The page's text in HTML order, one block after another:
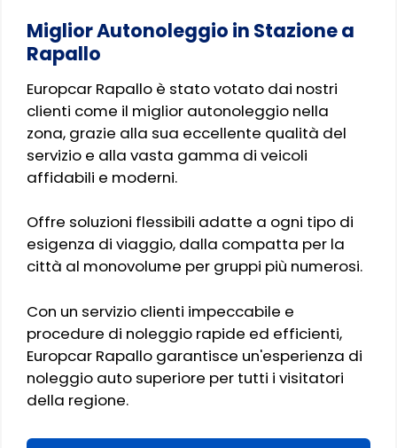
Miglior Autonoleggio in Stazione a
Rapallo
Europcar Rapallo è stato votato dai nostri
clienti come il miglior autonoleggio nella
zona, grazie alla sua eccellente qualità del
servizio e alla vasta gamma di veicoli
affidabili e moderni.
Offre soluzioni flessibili adatte a ogni tipo di
esigenza di viaggio, dalla compatta per la
città al monovolume per gruppi più numerosi.
Con un servizio clienti impeccabile e
procedure di noleggio rapide ed efficienti,
Europcar Rapallo garantisce un'esperienza di
noleggio auto superiore per tutti i visitatori
della regione.